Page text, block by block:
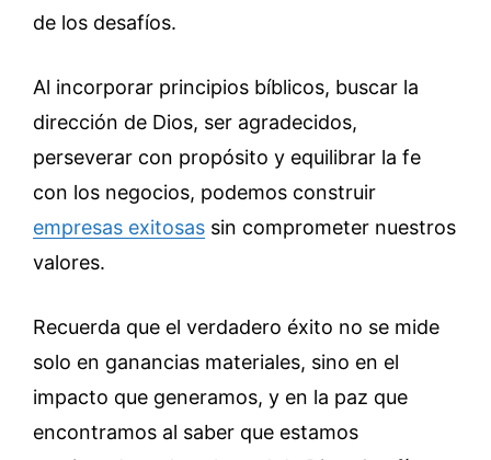
de los desafíos.
Al incorporar principios bíblicos, buscar la
dirección de Dios, ser agradecidos,
perseverar con propósito y equilibrar la fe
con los negocios, podemos construir
empresas exitosas sin comprometer nuestros
valores.
Recuerda que el verdadero éxito no se mide
solo en ganancias materiales, sino en el
impacto que generamos, y en la paz que
encontramos al saber que estamos